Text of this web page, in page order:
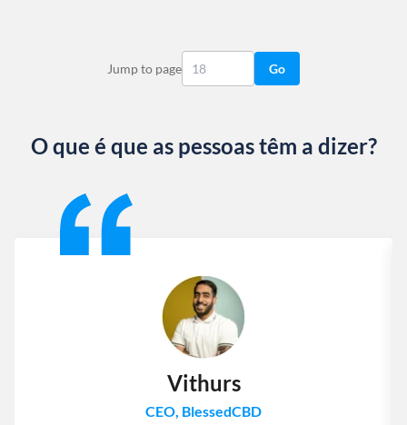
Jump to page Go
O que é que as pessoas têm a dizer?
Vithurs
CEO, BlessedCBD